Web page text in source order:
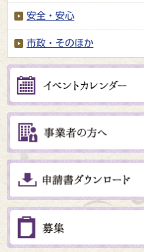
安全・安心
市政・そのほか